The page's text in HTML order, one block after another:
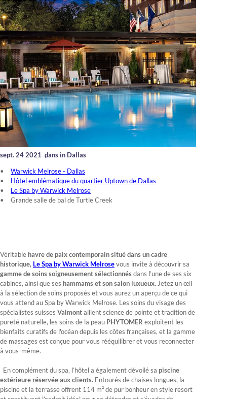
sept. 24 2021 ,dans in Dallas
Warwick Melrose - Dallas
Hôtel emblématique du quartier Uptown de Dallas
Le Spa by Warwick Melrose
Grande salle de bal de Turtle Creek
Véritable havre de paixcontemporain situé dans un cadre
historique, Le Spa by Warwick Melrosevous invite à découvrir sa
gamme de soins soigneusement sélectionnésdans l’une de ses six
cabines, ainsi que ses hammams et son salon luxueux. Jetez un œil
à la sélection de soins proposés et vous aurez un aperçu de ce qui
vous attend au Spa by Warwick Melrose. Les soins du visage des
spécialistes suisses Valmontallient science de pointe et tradition de
pureté naturelle, les soins de la peau PHYTOMER exploitent les
bienfaits curatifs de l'océan depuis les côtes françaises, et la gamme
de massages est conçue pour vous rééquilibrer et vous reconnecter
à vous-même.
En complément du spa, l’hôtel a également dévoilé sa piscine
extérieure réservée aux clients. Entourés de chaises longues, la
piscine et la terrasse offrent 114 m² de pur bonheur en style resort